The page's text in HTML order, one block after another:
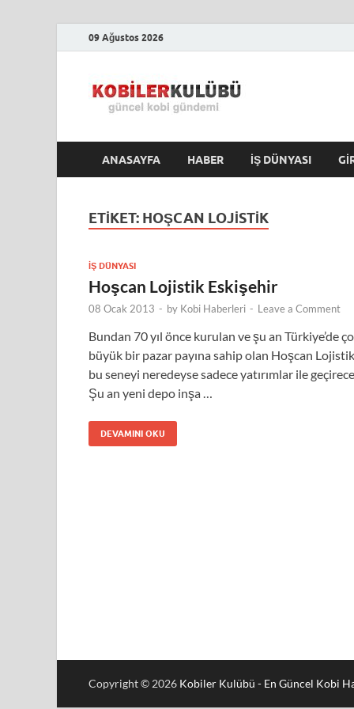
09 Ağustos 2026
ANASAYFA HABER İŞ DÜNYASI
ETIKET: HOŞCAN LOJISTIK
İŞ DÜNYASI
Hoşcan Lojistik Eskişehir
08 Ocak 2013 - by Kobi Haberleri - Leave a Comment
Bundan 70 yıl önce kurulan ve şu an Türkiye’de
büyük bir pazar payına sahip olan Hoşcan Lojistik
bu seneyi neredeyse sadece yatırımlar ile
Şu an yeni depo inşa …
DEVAMINI OKU
Copyright © 2026 Kobiler Kulübü - En Güncel Kobi